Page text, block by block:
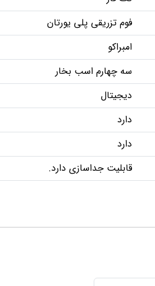
فوم تزریقی پلی یورتان
امبراکو
سه چهارم اسب بخار
دیجیتال
دارد
دارد
قابلیت جداسازی دارد.